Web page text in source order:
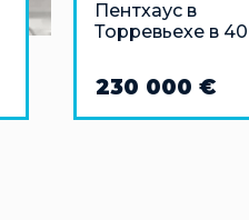
Пентхаус в
Торревьехе в
230 000 €